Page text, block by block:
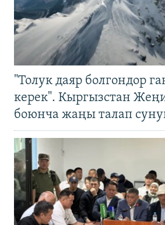
"Толук даяр болгондор
керек". Кыргызстан
боюнча жаңы талап